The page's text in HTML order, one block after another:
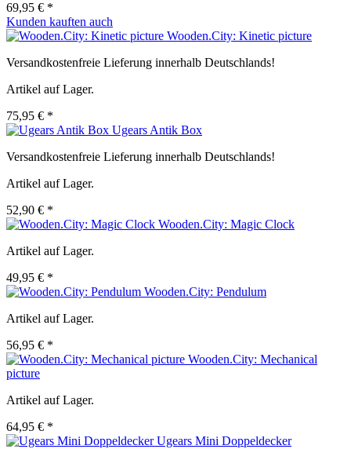
69,95 € *
Kunden kauften auch
Wooden.City: Kinetic picture
Versandkostenfreie Lieferung innerhalb Deutschlands!
Artikel auf Lager.
75,95 € *
Ugears Antik Box
Versandkostenfreie Lieferung innerhalb Deutschlands!
Artikel auf Lager.
52,90 € *
Wooden.City: Magic Clock
Artikel auf Lager.
49,95 € *
Wooden.City: Pendulum
Artikel auf Lager.
56,95 € *
Wooden.City: Mechanical
picture
Artikel auf Lager.
64,95 € *
Ugears Mini Doppeldecker